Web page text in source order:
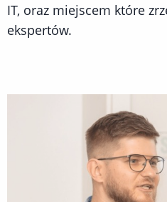
IT, oraz miejscem które
ekspertów.